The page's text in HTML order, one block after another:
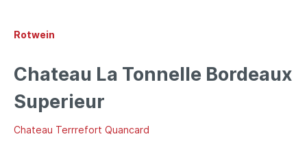
Rotwein
Chateau La Tonnelle Bordeaux
Superieur
Chateau Terrrefort Quancard